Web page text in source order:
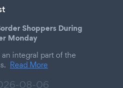
Shoppers During
Monday
integral part of the
Read More
08-06